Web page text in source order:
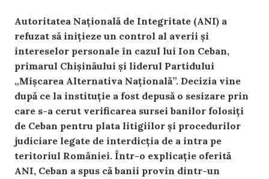
Autoritatea Națională de Integritate (ANI) a
refuzat să inițieze un control al averii și
intereselor personale în cazul lui Ion Ceban,
primarul Chișinăului și liderul Partidului
„Mişcarea Alternativa Naţională”. Decizia vine
după ce la instituție a fost depusă o sesizare prin
care s-a cerut verificarea sursei banilor folosiți
de Ceban pentru plata litigiilor și procedurilor
judiciare legate de interdicția de a intra pe
teritoriul României. Într-o explicație oferită
ANI, Ceban a spus că banii provin dintr-un